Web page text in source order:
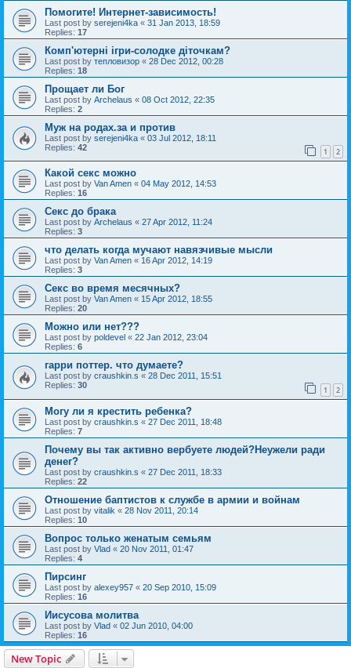
Помогите! Интернет-зависимость!
Last post by serejeni4ka « 31 Jan 2013, 18:59
Replies: 17
Комп'ютерні ігри-солодке діточкам?
Last post by тепловизор « 28 Dec 2012, 00:28
Replies: 18
Прощает ли Бог
Last post by Archelaus « 08 Oct 2012, 22:35
Replies: 2
Муж на родах.за и против
Last post by serejeni4ka « 03 Jul 2012, 18:11
Replies: 42 1 2
Какой секс можно
Last post by Van Amen « 04 May 2012, 14:53
Replies: 16
Секс до брака
Last post by Archelaus « 27 Apr 2012, 11:24
Replies: 3
что делать когда мучают навязчивые мысли
Last post by Van Amen « 16 Apr 2012, 14:19
Replies: 3
Секс во время месячных?
Last post by Van Amen « 15 Apr 2012, 18:55
Replies: 20
Можно или нет???
Last post by poldevel « 22 Jan 2012, 23:04
Replies: 6
гарри поттер. что думаете?
Last post by craushkin.s « 28 Dec 2011, 15:51
Replies: 30 1 2
Могу ли я крестить ребенка?
Last post by craushkin.s « 27 Dec 2011, 18:48
Replies: 7
Почему вы так активно вербуете людей?Неужели ради
денег?
Last post by craushkin.s « 27 Dec 2011, 18:33
Replies: 22
Отношение баптистов к службе в армии и войнам
Last post by vitalik « 28 Nov 2011, 20:14
Replies: 10
Вопрос только женатым семьям
Last post by Vlad « 20 Nov 2011, 01:47
Replies: 4
Пирсинг
Last post by alexey957 « 20 Sep 2010, 15:09
Replies: 16
Иисусова молитва
Last post by Vlad « 02 Jun 2010, 04:00
Replies: 16
New Topic